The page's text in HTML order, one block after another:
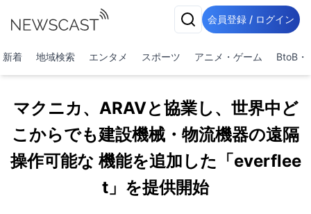
会員登録 / ログイン
新着 地域検索 エンタメ スポーツ アニメ・ゲーム BtoB・
マクニカ、ARAVと協業し、世界中ど
こからでも建設機械・物流機器の遠隔
操作可能な 機能を追加した「everflee
t」を提供開始